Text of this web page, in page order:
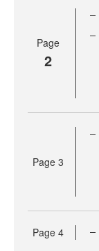
Page
2
Page 3
Page 4